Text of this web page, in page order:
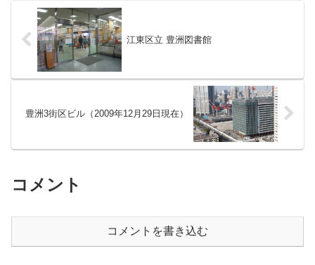
いグリーンの外観が印象的です。
江東区立 豊洲図書館
豊洲3街区ビル（2009年12月29日現在）
コメント
コメントを書き込む